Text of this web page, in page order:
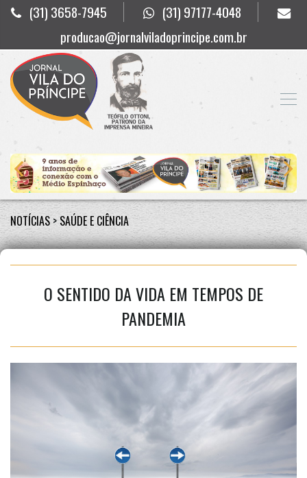
(31) 3658-7945
(31) 97177-4048
producao@jornalviladoprincipe.com.br
NOTÍCIAS > SAÚDE E CIÊNCIA
O SENTIDO DA VIDA EM TEMPOS DE
PANDEMIA